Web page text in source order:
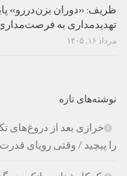
ظریف: «دوران بزن‌دررو»
تهدیدمداری به
مرداد ۱۶, ۱۴۰۵
نوشته‌های تازه
خرازی بعد از دروغ‌های
را پیچید / وقتی رویای